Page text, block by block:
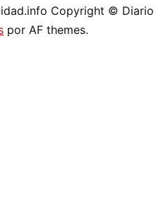
Copyright © Diario
por AF themes.